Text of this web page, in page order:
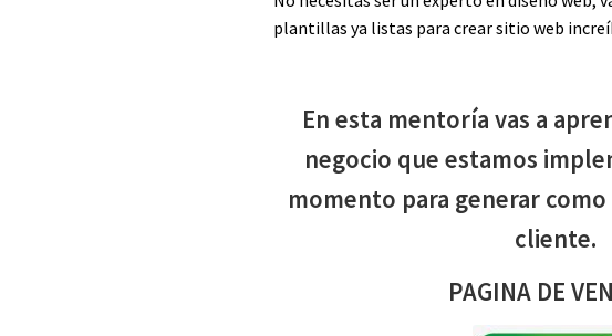
plantillas ya listas para crear sitio web
En esta mentoría vas a
negocio que estamos
momento para generar
cliente.
PAGINA DE